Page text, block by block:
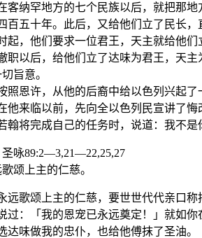
客纳罕地方的七个民族以后，就把那
百五十年。此后，又给他们立了民长
起，他们要求一位君王，天主就给他
职以后，给他们立了达味为君王，天
旨意。
照恩许，从他的后裔中给以色列兴起
他来临以前，先向全以色列民宣讲了悔
翰将完成自己的任务时，说道：我不
咏89:2—3,21—22,25,27
颂上主的仁慈。
远歌颂上主的仁慈，要世世代代亲口称
过：「我的恩宠已永远奠定！」就如
达味做我的忠仆，也给他傅抹了圣油。